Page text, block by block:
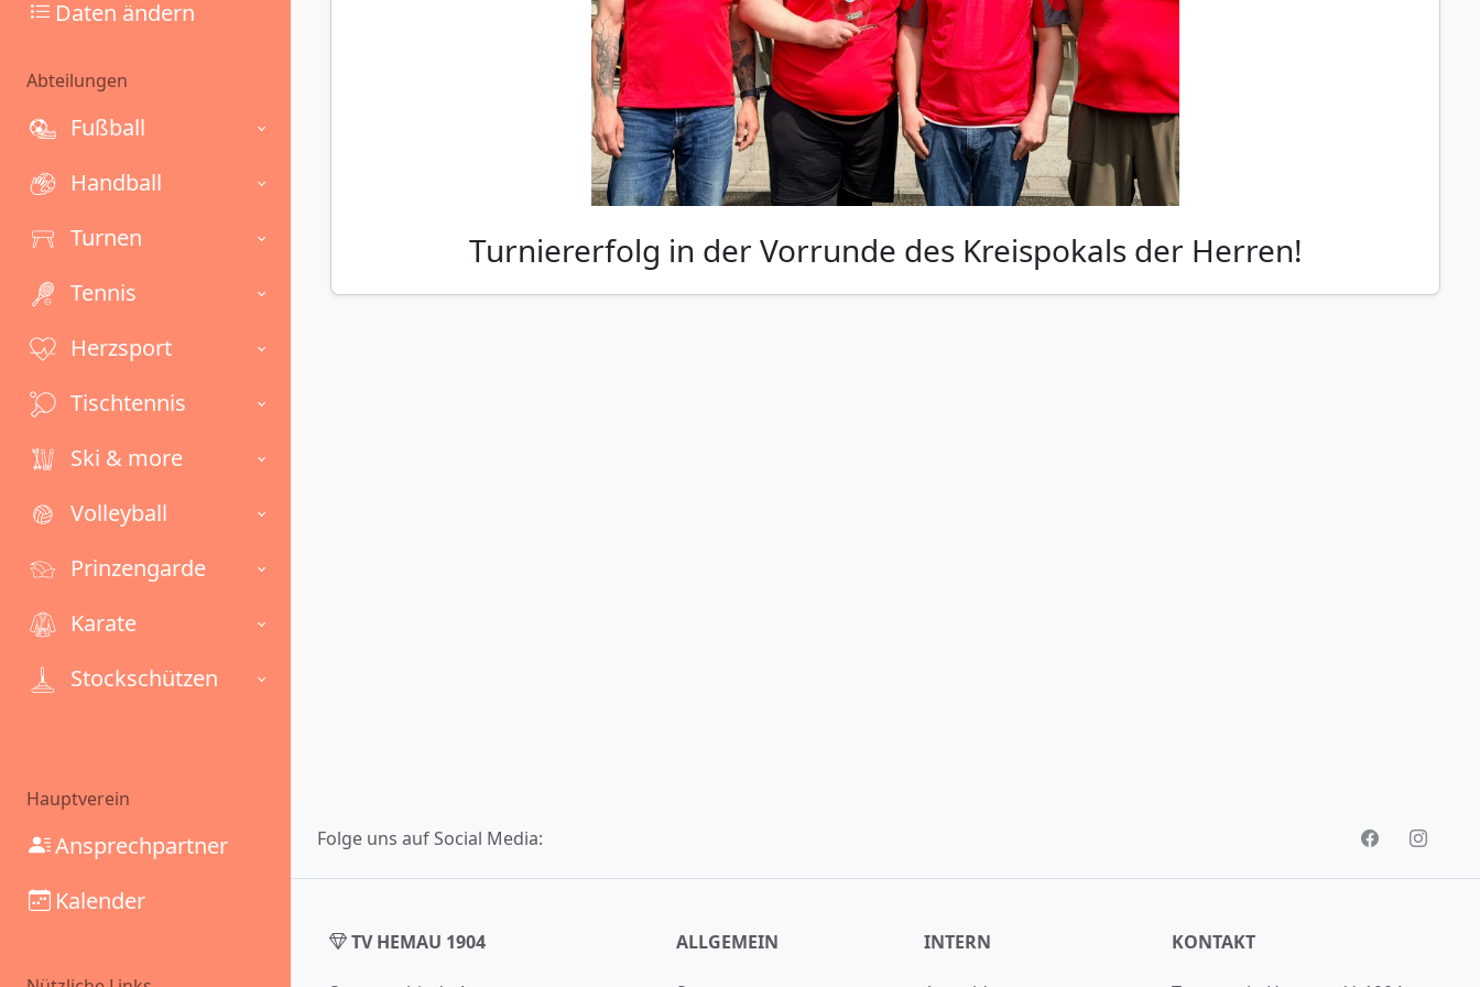
Daten ändern
Abteilungen
Fußball
Handball
Turnen
Tennis
Herzsport
Tischtennis
Ski & more
Volleyball
Prinzengarde
Karate
Stockschützen
Hauptverein
Ansprechpartner
Kalender
Turniererfolg in der Vorrunde des Kreispokals der Herren!
Folge uns auf Social Media:
TV HEMAU 1904 ALLGEMEIN INTERN KONTAKT